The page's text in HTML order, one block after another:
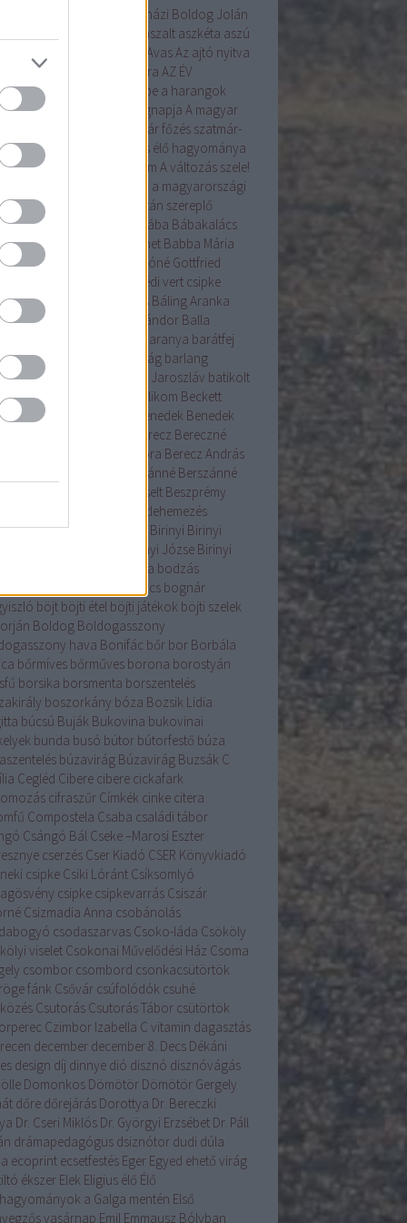
Árpádházi Boldog Jolán
aszalt aszkéta aszú
AvasAz ajtó nyitva
Az Én Újságom az Év madara AZ ÉV
a betakarítás ünnepe a harangok
mennek
a kenyér világnapja A magyar
A szilvalekvár főzés szatmár-
hagyománya
A tojásírás élő hagyománya
A Tudás 6alom A változás szele!
gyökérzettel rendelkeznek a magyarországi
A Világörökség Listán szereplő
helyszínek
bába Bábakalács
Bábtársulat
Babanet Babba Mária
Bakóné Gottfried
balatonendrédi vert csipke
Balázs-járás balázsolás Báling Aranka
Lászlóné
Bálint Sándor Balla
Baranya barátfej
Barbara Barkóság barlang
Bartha Júlia Bastyur Jaroszláv batikolt
Bazsalikom Beckett
beigli Benedek Benedek
Berecz Bereczné
Bereczné Lázár Nóra Berecz András
Berszánné Berszánné
berzselt Beszprémy
betlehemezés
kiállítás
Birinyi Birinyi
Birinyi Józse Birinyi
bodza bodzás
bogáncs bognár
böjt böjti étel böjti játékok böjti szelek
Boldog Boldogasszony
hava Bonifác bőr bor Borbála
bőrmíves bőrműves borona borostyán
borsika borsmenta borszentelés
boszorkány bóza Bozsik Lidia
búcsú Buják Bukovina bukovinai
bunda busó bútor bútorfestő búza
búzavirág Búzavirág Buzsák C
Cegléd Cibere cibere cickafark
cifraszűr Címkék cinke citera
Compostela Csaba családi tábor
Csángó Bál Cseke –Marosi Eszter
cserzés Cser Kiadó CSER Könyvkiadó
csipke Csiki Lóránt Csíksomlyó
csipke csipkevarrás Csiszár
Csizmadia Anna csobánolás
csodaszarvas Csoko-láda Csököly
viselet Csokonai Művelődési Ház Csoma
csombor csombord csonkacsütörtök
fánk Csővár csúfolódók csuhé
Csutorás Csutorás Tábor csütörtök
Czimbor Izabella C vitamin dagasztás
december december 8. Decs Dékáni
design díj dinnye dió disznó disznóvágás
Domonkos Dömötör Dömötör Gergely
dőre dőrejárás Dorottya Dr. Bereczki
Dr. Cseri Miklós Dr. Györgyi Erzsébet Dr. Páll
drámapedagógus dsiznótor dudi dúla
ecoprint ecsetfestés Eger Egyed ehető virág
ékszer Elek Eligius élő Élő
a Galga mentén Első
vasárnap Emil Emmausz Bólyban